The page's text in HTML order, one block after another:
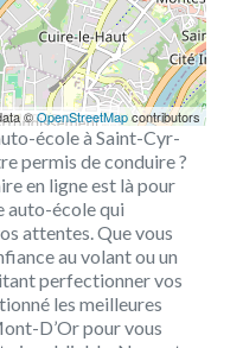
©OpenStreetMapcontributors
école à Saint-Cyr-
permis de conduire ?
en ligne est là pour
auto-école qui
attentes. Que vous
au volant ou un
perfectionner vos
les meilleures
D’Or pour vous